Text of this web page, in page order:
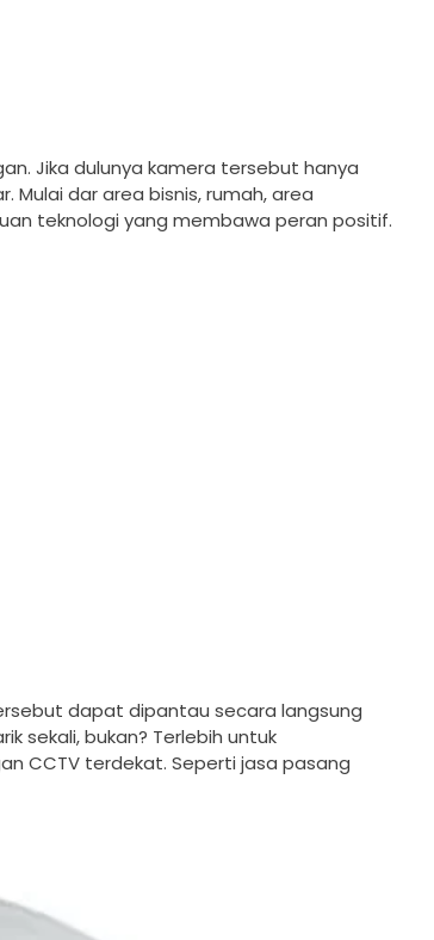
Jika dulunya kamera tersebut hanya
dar area bisnis, rumah, area
teknologi yang membawa peran positif.
dapat dipantau secara langsung
sekali, bukan? Terlebih untuk
CCTV terdekat. Seperti jasa pasang